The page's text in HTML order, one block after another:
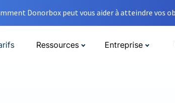
Donorbox peut vous aider à atteindre vos
Ressources Entreprise